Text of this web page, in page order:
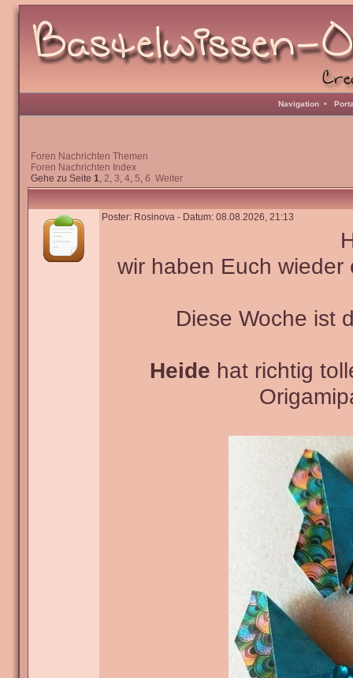
Navigation •
Foren Nachrichten Themen
Foren Nachrichten Index
Gehe zu Seite 1, 2, 3, 4, 5, 6 Weiter
Poster: Rosinova - Datum: 08.08.2026, 21:13
wir haben Euch
Diese Woche ist
Heide hat richtig